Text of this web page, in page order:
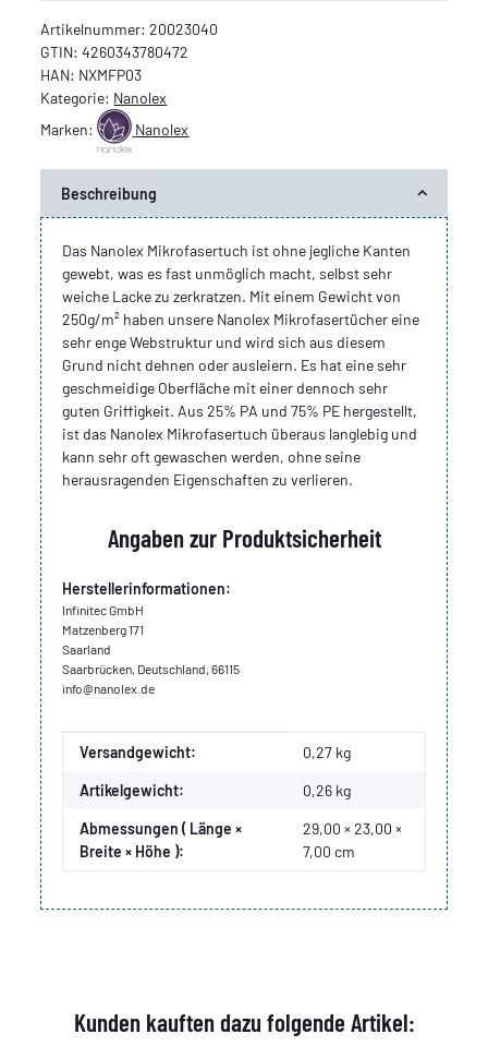
Artikelnummer:20023040
GTIN: 4260343780472
HAN: NXMFP03
Kategorie: Nanolex
Marken:
Nanolex
Beschreibung
Das Nanolex Mikrofasertuch ist ohne jegliche Kanten
gewebt, was es fast unmöglich macht, selbst sehr
weiche Lacke zu zerkratzen. Mit einem Gewicht von
250g/m² haben unsere Nanolex Mikrofasertücher eine
sehr enge Webstruktur und wird sich aus diesem
Grund nicht dehnen oder ausleiern. Es hat eine sehr
geschmeidige Oberfläche mit einer dennoch sehr
guten Griffigkeit. Aus 25% PA und 75% PE hergestellt,
ist das Nanolex Mikrofasertuch überaus langlebig und
kann sehr oft gewaschen werden, ohne seine
herausragenden Eigenschaften zu verlieren.
Angaben zur Produktsicherheit
Herstellerinformationen:
Infinitec GmbH
Matzenberg 171
Saarland
Saarbrücken, Deutschland, 66115
info@nanolex.de
Produkteigenschaft
Wert
Versandgewicht: 0,27 kg
Artikelgewicht: 0,26 kg
Abmessungen ( Länge ×
Breite × Höhe ):
29,00 × 23,00 ×
7,00 cm
Kunden kauften dazu folgende Artikel: